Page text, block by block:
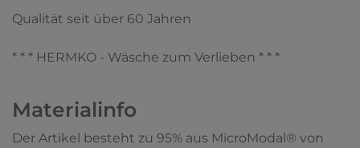
Qualität seit über 60 Jahren
* * * HERMKO - Wäsche zum Verlieben * * *
Materialinfo
Der Artikel besteht zu 95% aus MicroModal® von